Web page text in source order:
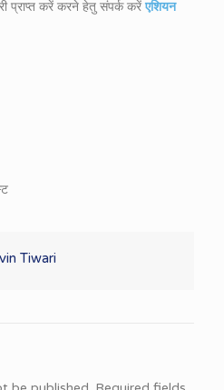
प्राप्त करें करने हेतु संपर्क करेंएशियन
Tiwari